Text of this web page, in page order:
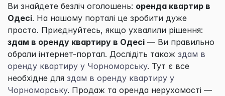
Ви знайдете безліч оголошень: оренда квартир в
Одесі. На нашому порталі це зробити дуже
просто. Приєднуйтесь, якщо ухвалили рішення:
здам в оренду квартиру в Одесі — Ви правильно
обрали інтернет-портал. Дослідіть також здам в
оренду квартиру у Чорноморську. Тут є все
необхідне для здам в оренду квартиру у
Чорноморську. Продаж та оренда нерухомості —